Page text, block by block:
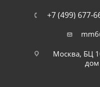
+7 (499) 677-
Москва, БЦ
дом